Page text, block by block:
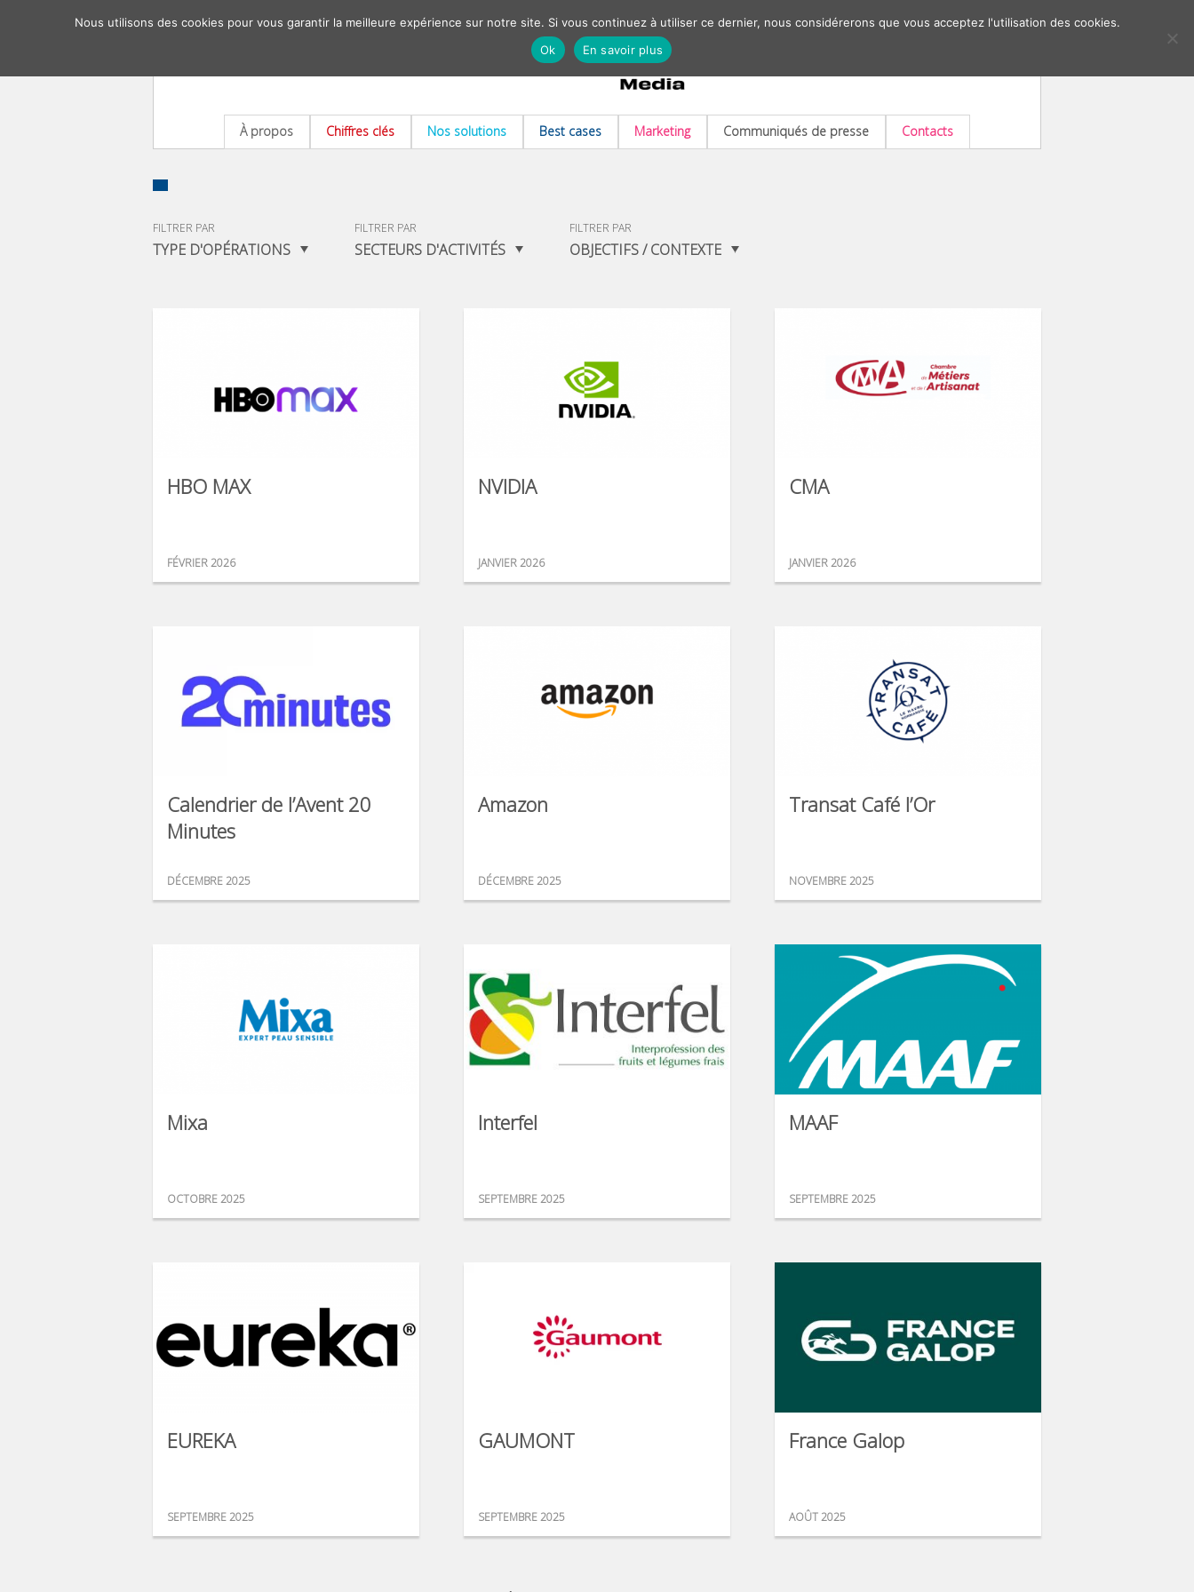
À propos Chiffres clés Nos solutions Best cases Marketing Communiqués de presse Contacts
FILTRER PAR
TYPE D'OPÉRATIONS
FILTRER PAR
SECTEURS D'ACTIVITÉS
FILTRER PAR
OBJECTIFS / CONTEXTE
HBO MAX
FÉVRIER 2026
NVIDIA
JANVIER 2026
CMA
JANVIER 2026
Calendrier de l’Avent 20
Minutes
DÉCEMBRE 2025
Amazon
DÉCEMBRE 2025
Transat Café l’Or
NOVEMBRE 2025
Mixa
OCTOBRE 2025
Interfel
SEPTEMBRE 2025
MAAF
SEPTEMBRE 2025
EUREKA
SEPTEMBRE 2025
GAUMONT
SEPTEMBRE 2025
France Galop
AOÛT 2025
Nous utilisons des cookies pour vous garantir la meilleure expérience sur notre site. Si vous continuez à utiliser ce dernier, nous considérerons que vous acceptez l'utilisation des cookies.
Ok
En savoir plus